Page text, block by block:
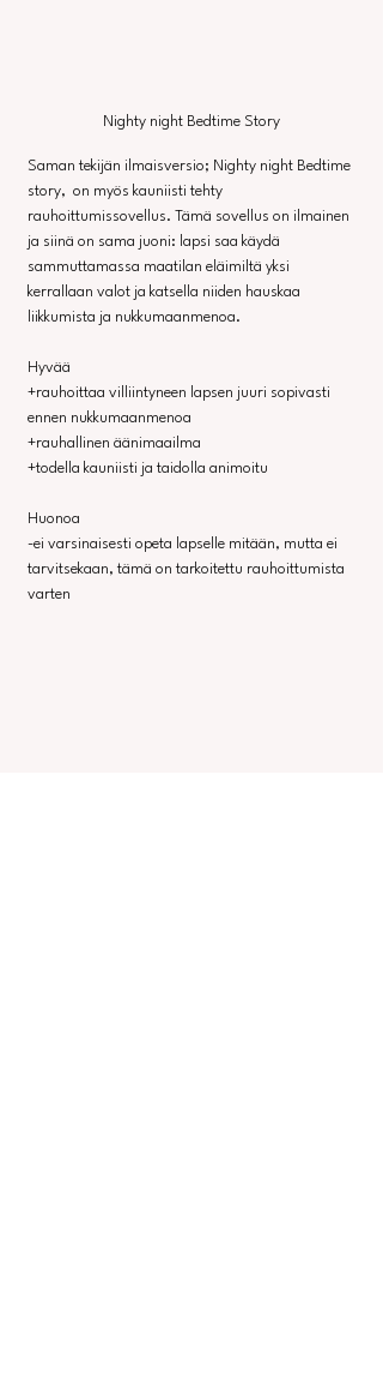
Nighty night Bedtime Story
Saman tekijän ilmaisversio; Nighty night Bedtime
story,  on myös kauniisti tehty
rauhoittumissovellus. Tämä sovellus on ilmainen
ja siinä on sama juoni: lapsi saa käydä
sammuttamassa maatilan eläimiltä yksi
kerrallaan valot ja katsella niiden hauskaa
liikkumista ja nukkumaanmenoa.
Hyvää
+rauhoittaa villiintyneen lapsen juuri sopivasti
ennen nukkumaanmenoa
+rauhallinen äänimaailma
+todella kauniisti ja taidolla animoitu
Huonoa
-ei varsinaisesti opeta lapselle mitään, mutta ei
tarvitsekaan, tämä on tarkoitettu rauhoittumista
varten